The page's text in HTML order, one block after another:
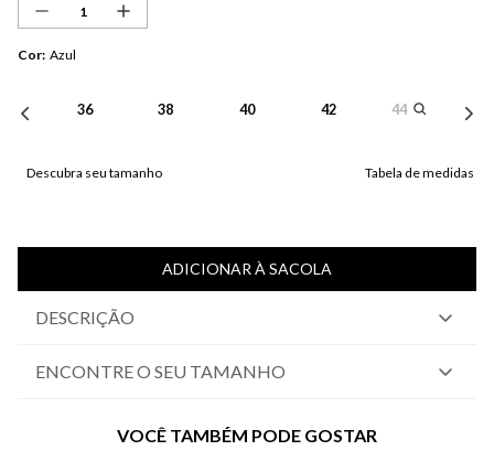
Cor: Azul
36 38 40 42 44
Descubra seu tamanho Tabela de medidas
ADICIONAR À SACOLA
DESCRIÇÃO
ENCONTRE O SEU TAMANHO
VOCÊ TAMBÉM PODE GOSTAR